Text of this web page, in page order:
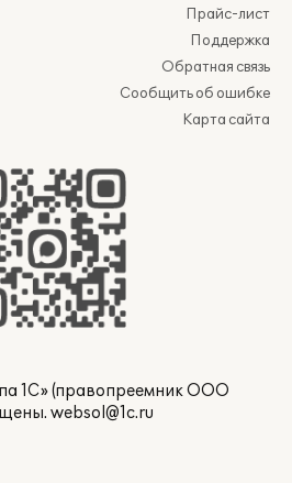
Прайс-лист
Поддержка
Обратная связь
Сообщить об ошибке
Карта сайта
1С» (правопреемник ООО
websol@1c.ru